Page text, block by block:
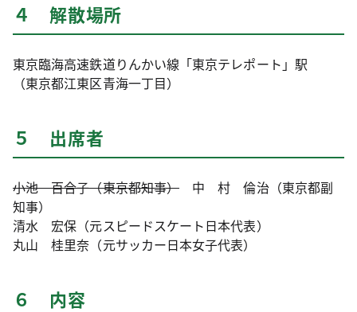
４ 解散場所
東京臨海高速鉄道りんかい線「東京テレポート」駅
（東京都江東区青海一丁目）
５ 出席者
小池 百合子（東京都知事） 中 村 倫治（東京都副
知事）
清水 宏保（元スピードスケート日本代表）
丸山 桂里奈（元サッカー日本女子代表）
６ 内容